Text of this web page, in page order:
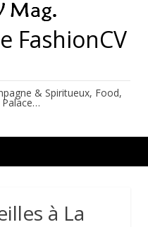
FashionCV
& Spiritueux, Food,
à La